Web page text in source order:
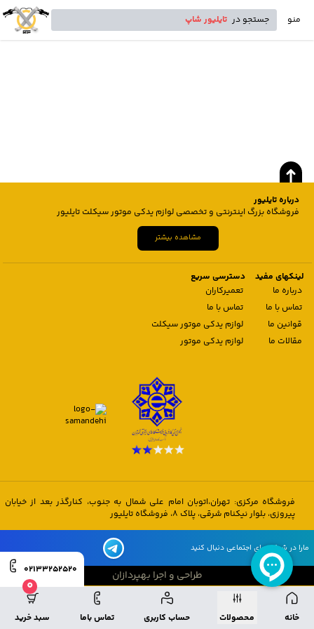
منو جستجو در تایلیور شاپ
خانه محصولات حساب کاربری تماس باما
0
سبد خرید
02133252520
درباره تایلیور
فروشگاه بزرگ اینترنتی و تخصصی لوازم یدکی موتور سیکلت تایلیور
مشاهده بیشتر
لینکهای مفید
درباره ما
تماس با ما
قوانین ما
مقالات ما
دسترسی سریع
تعمیرکاران
تماس با ما
لوازم یدکی موتور سیکلت
لوازم یدکی موتور
فروشگاه مرکزی: تهران،اتوبان امام علی شمال به جنوب، کنارگذر بعد از خیابان
پیروزی، بلوار نیکنام شرقی، پلاک 8، فروشگاه تایلیور
مارا در شبکه های اجتماعی دنبال کنید
طراحی و اجرا بهپردازان
طراحی و اجرا بهپردازان